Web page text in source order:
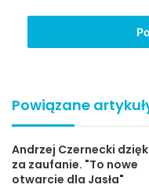
Powiązane
Andrzej Czernecki
za zaufanie. "To nowe
otwarcie dla Jasła"